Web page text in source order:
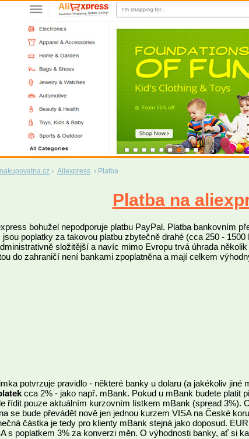
› Aliexpress › Platba
Platba na
bohužel nepodporuje platbu PayPal. Platba bankovním
jsou poplatky za takovou platbu zbytečně drahé (cca 250 -
složitější a navíc mimo Evropu trvá úhrada
do zahraničí není bankami zpoplatněna a mají celkem
potvrzuje pravidlo - některé banky u dolaru (a jakékoliv jiné
cca 2% - jako např. mBank. Pokud u mBank budete platit
řídit pouze aktuálním kurzovním lístkem mBank (spread 3%).
se bude převádět nově jen jednou kurzem VISA na České
částka je tedy pro klienty mBank stejná jako doposud.
s poplatkem 3% za konverzi měn. O výhodnosti banky, ať si